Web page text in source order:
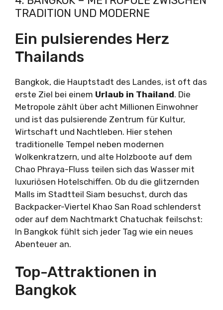
TRADITION UND MODERNE
Ein pulsierendes Herz
Thailands
Bangkok, die Hauptstadt des Landes, ist oft das
erste Ziel bei einem Urlaub in Thailand. Die
Metropole zählt über acht Millionen Einwohner
und ist das pulsierende Zentrum für Kultur,
Wirtschaft und Nachtleben. Hier stehen
traditionelle Tempel neben modernen
Wolkenkratzern, und alte Holzboote auf dem
Chao Phraya-Fluss teilen sich das Wasser mit
luxuriösen Hotelschiffen. Ob du die glitzernden
Malls im Stadtteil Siam besuchst, durch das
Backpacker-Viertel Khao San Road schlenderst
oder auf dem Nachtmarkt Chatuchak feilschst:
In Bangkok fühlt sich jeder Tag wie ein neues
Abenteuer an.
Top-Attraktionen in
Bangkok